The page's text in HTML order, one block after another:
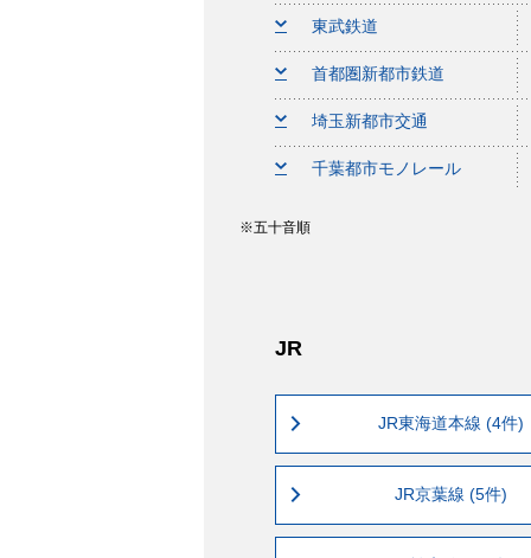
東武鉄道
首都圏新都市鉄道
埼玉新都市交通
千葉都市モノレール
五十音順
JR
JR東海道本線 (4件)
JR京葉線 (5件)